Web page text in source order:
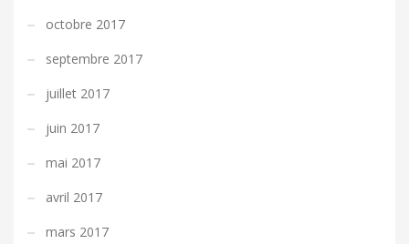
octobre 2017
septembre 2017
juillet 2017
juin 2017
mai 2017
avril 2017
mars 2017